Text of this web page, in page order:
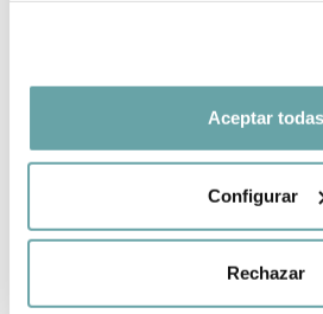
Aceptar todas
Configurar
Rechazar
OTHER CUSTOMERS